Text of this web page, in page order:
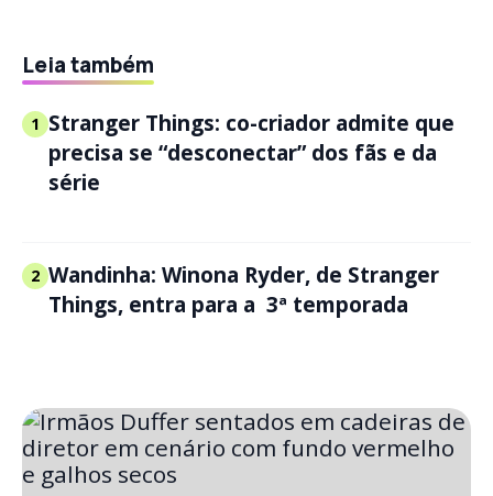
Leia também
1 Stranger Things: co-criador admite que
precisa se “desconectar” dos fãs e da
série
2 Wandinha: Winona Ryder, de Stranger
Things, entra para a 3ª temporada